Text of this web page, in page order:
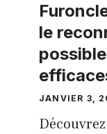
le
JANVIER 3,